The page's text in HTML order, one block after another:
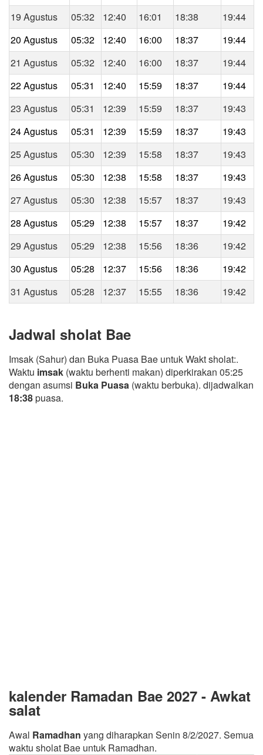
19 Agustus
05:32 12:40 16:01 18:38
19:44
20 Agustus
05:32 12:40 16:00 18:37
19:44
21 Agustus
05:32 12:40 16:00 18:37
19:44
22 Agustus
05:31 12:40 15:59 18:37
19:44
23 Agustus
05:31 12:39 15:59 18:37
19:43
24 Agustus
05:31 12:39 15:59 18:37
19:43
25 Agustus
05:30 12:39 15:58 18:37
19:43
26 Agustus
05:30 12:38 15:58 18:37
19:43
27 Agustus
05:30 12:38 15:57 18:37
19:43
28 Agustus
05:29 12:38 15:57 18:37
19:42
29 Agustus
05:29 12:38 15:56 18:36
19:42
30 Agustus
05:28 12:37 15:56 18:36
19:42
31 Agustus
05:28 12:37 15:55 18:36 19:42
Jadwal sholat Bae
Imsak (Sahur) dan Buka Puasa Bae untuk Wakt sholat:.
Waktu imsak (waktu berhenti makan) diperkirakan 05:25
dengan asumsi Buka Puasa (waktu berbuka). dijadwalkan
18:38puasa.
kalender Ramadan Bae 2027 - Awkat
salat
Awal Ramadhan yang diharapkan Senin 8/2/2027. Semua
waktu sholat Bae untuk Ramadhan.